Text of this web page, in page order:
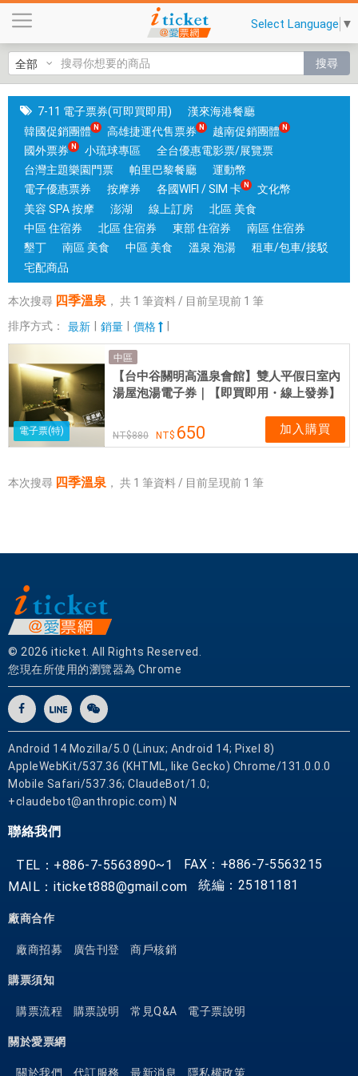
溫
泉
|
國
旅
卡
門
市
可
核
銷
銷
售
國
體
網
買
Select Language ▼
搜尋
7-11 電子票券(可即買即用)
漢來海港餐廳
韓國促銷團體
高雄捷運代售票券
越南促銷團體
國外票券
小琉球專區
全台優惠電影票/展覽票
台灣主題樂園門票
帕里巴黎餐廳
運動幣
電子優惠票券
按摩券 各國WIFI / SIM 卡
文化幣
美容 SPA 按摩
澎湖 線上訂房
北區 美食
中區 住宿券
北區 住宿券 東部 住宿券
南區 住宿券
墾丁
南區 美食 中區 美食 溫泉 泡湯
租車/包車/接駁
宅配商品
本次搜尋 四季溫泉 ， 共 1 筆資料 / 目前呈現前 1 筆
排序方式：
最新 銷量 價格
電子票(特)
中區
【台中谷關明高溫泉會館】雙人平假日室內
湯屋泡湯電子券｜【即買即用・線上發券】
880 650 加入購買
本次搜尋 四季溫泉 ， 共 1 筆資料 / 目前呈現前 1 筆
© 2026 iticket. All Rights Reserved.
您現在所使用的瀏覽器為 Chrome
Android 14 Mozilla/5.0 (Linux; Android 14; Pixel 8)
AppleWebKit/537.36 (KHTML, like Gecko) Chrome/131.0.0.0
Mobile Safari/537.36; ClaudeBot/1.0;
+claudebot@anthropic.com) N
聯絡我們
TEL：+886-7-5563890~1
FAX：+886-7-5563215
MAIL：iticket888@gmail.com
統編：25181181
廠商合作
廠商招募 廣告刊登 商戶核銷
購票須知
購票流程 購票說明 常見Q&A 電子票說明
關於愛票網
關於我們 代訂服務 最新消息 隱私權政策